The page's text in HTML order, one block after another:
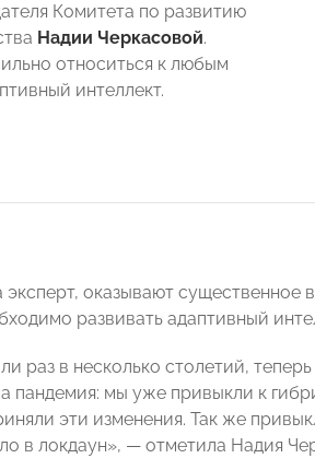
Комитета по развитию
Надии Черкасовой.
относиться к любым
интеллект.
оказывают существенное
развивать адаптивный
раз в несколько столетий,
пандемия: мы уже привыкли к
эти изменения. Так же
в локдаун», — отметила Надия